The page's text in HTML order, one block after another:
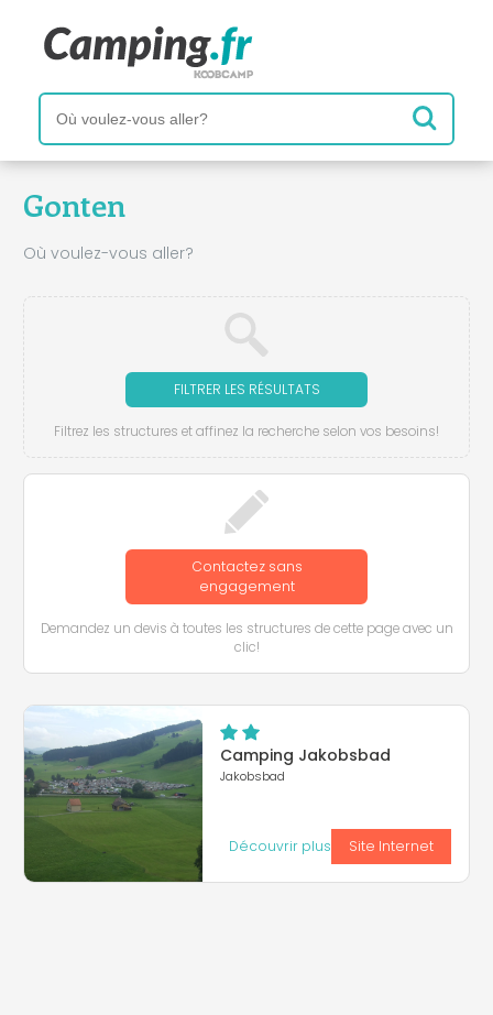
Gonten
Où voulez-vous aller?
FILTRER LES RÉSULTATS
Filtrez les structures et affinez la recherche selon vos besoins!
Contactez sans
engagement
Demandez un devis à toutes les structures de cette page avec un
clic!
Camping Jakobsbad
Jakobsbad
Découvrir plus Site Internet